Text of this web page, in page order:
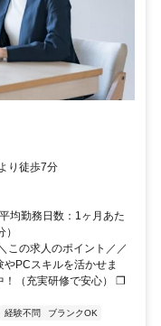
り徒歩7分
均勤務日数：1ヶ月あた
求人のポイント／／
スキルを活かせま
！（充実研修で安心） ❐
経験不問
ブランクOK